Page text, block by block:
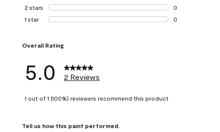
0 reviews with 3
2 stars stars
0
0 reviews with 2
1 star stars
0
Overall Rating
5.0 2 Reviews
1 out of 1 (100%) reviewers recommend this product
Tell us how this paint performed.